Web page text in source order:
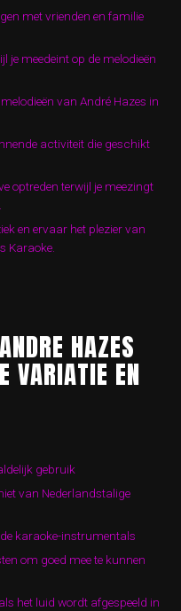
met vrienden en familie
je meedeint op de melodieën
van André Hazes in
activiteit die geschikt
optreden terwijl je meezingt
en ervaar het plezier van
Karaoke.
HAZES
VARIATIE EN
gebruik
van Nederlandstalige
karaoke-instrumentals
om goed mee te kunnen
het luid wordt afgespeeld in